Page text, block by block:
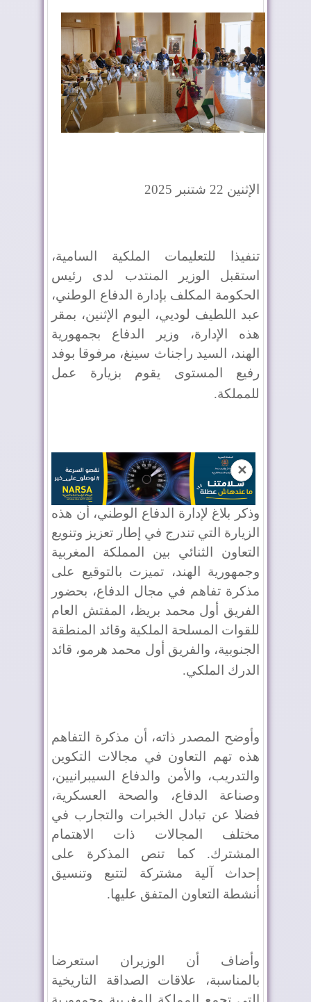
الإثنين 22 شتنبر 2025
تنفيذا للتعليمات الملكية السامية،
استقبل الوزير المنتدب لدى رئيس
الحكومة المكلف بإدارة الدفاع الوطني،
عبد اللطيف لوديي، اليوم الإثنين، بمقر
هذه الإدارة، وزير الدفاع بجمهورية
الهند، السيد راجناث سينغ، مرفوقا بوفد
رفيع المستوى يقوم بزيارة عمل
للمملكة.
✕
وذكر بلاغ لإدارة الدفاع الوطني، أن هذه
الزيارة التي تندرج في إطار تعزيز وتنويع
التعاون الثنائي بين المملكة المغربية
وجمهورية الهند، تميزت بالتوقيع على
مذكرة تفاهم في مجال الدفاع، بحضور
الفريق أول محمد بريظ، المفتش العام
للقوات المسلحة الملكية وقائد المنطقة
الجنوبية، والفريق أول محمد هرمو، قائد
الدرك الملكي.
وأوضح المصدر ذاته، أن مذكرة التفاهم
هذه تهم التعاون في مجالات التكوين
والتدريب، والأمن والدفاع السيبرانيين،
وصناعة الدفاع، والصحة العسكرية،
فضلا عن تبادل الخبرات والتجارب في
مختلف المجالات ذات الاهتمام
المشترك. كما تنص المذكرة على
إحداث آلية مشتركة لتتبع وتنسيق
أنشطة التعاون المتفق عليها.
وأضاف أن الوزيران استعرضا
بالمناسبة، علاقات الصداقة التاريخية